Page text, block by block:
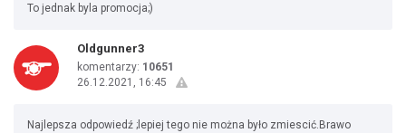
To jednak byla promocja;)
Oldgunner3
komentarzy: 10651
26.12.2021, 16:45
Najlepsza odpowiedź ;lepiej tego nie można było zmiescić.Brawo